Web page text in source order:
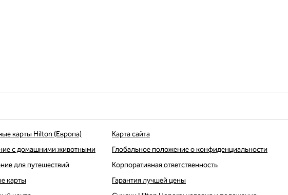
карты Hilton (Европа)
с домашними животными
для путешествий
карты
Карта сайта
Глобальное положение о конфиденциальности
Корпоративная ответственность
Гарантия лучшей цены